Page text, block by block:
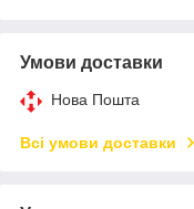
Умови доставки
Нова Пошта
Всі умови доставки